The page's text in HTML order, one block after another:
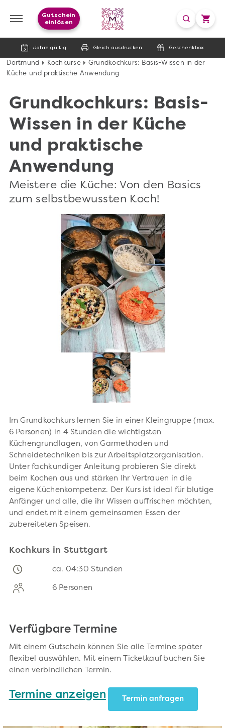
Jahre gültig Gleich ausdrucken Geschenkbox
Gutschein
einlösen
Dortmund Kochkurse
Grundkochkurs: Basis-Wissen in der
Küche und praktische Anwendung
Grundkochkurs: Basis-
Wissen in der Küche
und praktische
Anwendung
Meistere die Küche: Von den Basics
zum selbstbewussten Koch!
Im Grundkochkurs lernen Sie in einer Kleingruppe (max.
6 Personen) in 4 Stunden die wichtigsten
Küchengrundlagen, von Garmethoden und
Schneidetechniken bis zur Arbeitsplatzorganisation.
Unter fachkundiger Anleitung probieren Sie direkt
beim Kochen aus und stärken Ihr Vertrauen in die
eigene Küchenkompetenz. Der Kurs ist ideal für blutige
Anfänger und alle, die ihr Wissen auffrischen möchten,
und endet mit einem gemeinsamen Essen der
zubereiteten Speisen.
Kochkurs in Stuttgart
ca. 04:30 Stunden
6 Personen
Verfügbare Termine
Mit einem Gutschein können Sie alle Termine später
flexibel auswählen. Mit einem Ticketkauf buchen Sie
einen verbindlichen Termin.
Termine anzeigen Termin anfragen